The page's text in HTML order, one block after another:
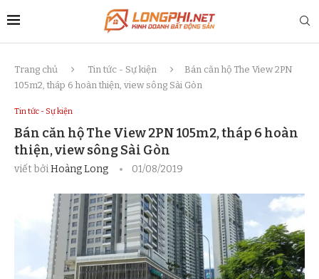
Trang chủ Tin tức - Sự kiện
Bán căn hộ The View 2PN
105m2, tháp 6 hoàn thiện, view sông Sài Gòn
Tin tức - Sự kiện
Bán căn hộ The View 2PN 105m2, tháp 6 hoàn
thiện, view sông Sài Gòn
viết bởiHoàng Long 01/08/2019